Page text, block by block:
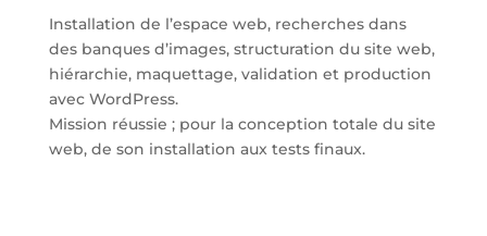
Installation de l’espace web, recherches dans
des banques d’images, structuration du site web,
hiérarchie, maquettage, validation et production
avec WordPress.
Mission réussie ; pour la conception totale du site
web, de son installation aux tests finaux.